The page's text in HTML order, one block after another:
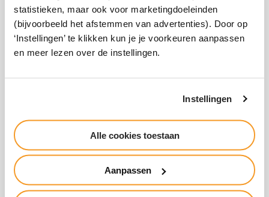
statistieken, maar ook voor marketingdoeleinden
(bijvoorbeeld het afstemmen van advertenties). Door op
‘Instellingen’ te klikken kun je je voorkeuren aanpassen
en meer lezen over de instellingen.
Instellingen
Alle cookies toestaan
Aanpassen
Wachtwoord vergeten
Snel naar
Voor bedrijven
Werken bij
International
Vakanties
Inloggen
Alumni